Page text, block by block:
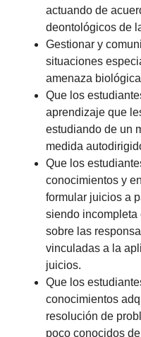
actuando de
deontológicos de
Gestionar y
situaciones
amenaza
Que los
aprendizaje que
estudiando de un
medida
Que los
conocimientos y
formular juicios a
siendo
sobre las
vinculadas a la
juicios.
Que los
conocimientos
resolución de
poco conocidos